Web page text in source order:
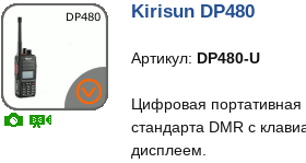
Kirisun DP480
Артикул: DP480-U
Цифровая портативная
стандарта DMR с
дисплеем.